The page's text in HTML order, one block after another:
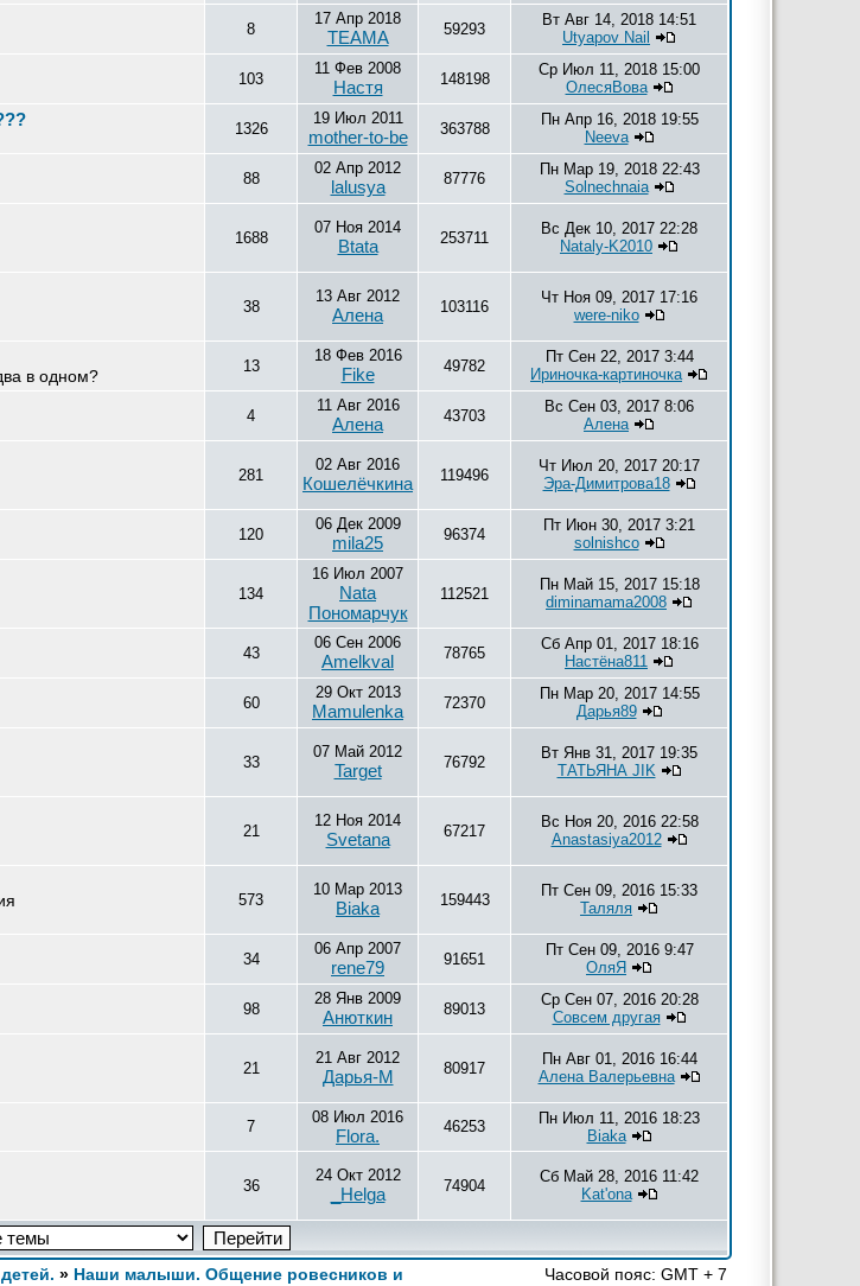
8
17 Апр 2018
ТЕАМА 59293
Вт Авг 14, 2018 14:51
Utyapov Nail
103
11 Фев 2008
Настя 148198
Ср Июл 11, 2018 15:00
ОлесяВова
1326
19 Июл 2011
mother-to-be 363788
Пн Апр 16, 2018 19:55
Neeva
88
02 Апр 2012
lalusya 87776
Пн Мар 19, 2018 22:43
Solnechnaia
1688
07 Ноя 2014
Btata 253711
Вс Дек 10, 2017 22:28
Nataly-K2010
38
13 Авг 2012
Алена 103116
Чт Ноя 09, 2017 17:16
were-niko
в одном?
13
18 Фев 2016
Fike 49782
Пт Сен 22, 2017 3:44
Ириночка-картиночка
4
11 Авг 2016
Алена 43703
Вс Сен 03, 2017 8:06
Алена
281
02 Авг 2016
Кошелёчкина 119496
Чт Июл 20, 2017 20:17
Эра-Димитрова18
120
06 Дек 2009
mila25 96374
Пт Июн 30, 2017 3:21
solnishco
134
16 Июл 2007
Nata
Пономарчук
112521
Пн Май 15, 2017 15:18
diminamama2008
43
06 Сен 2006
Amelkval 78765
Сб Апр 01, 2017 18:16
Настёна811
60
29 Окт 2013
Mamulenka 72370
Пн Мар 20, 2017 14:55
Дарья89
33
07 Май 2012
Target 76792
Вт Янв 31, 2017 19:35
ТАТЬЯНА JIK
21
12 Ноя 2014
Svetana 67217
Вс Ноя 20, 2016 22:58
Anastasiya2012
573
10 Мар 2013
Biaka 159443
Пт Сен 09, 2016 15:33
Таляля
34
06 Апр 2007
rene79 91651
Пт Сен 09, 2016 9:47
ОляЯ
98
28 Янв 2009
Анюткин 89013
Ср Сен 07, 2016 20:28
Совсем другая
21
21 Авг 2012
Дарья-М 80917
Пн Авг 01, 2016 16:44
Алена Валерьевна
7
08 Июл 2016
Flora. 46253
Пн Июл 11, 2016 18:23
Biaka
36
24 Окт 2012
_Helga 74904
Сб Май 28, 2016 11:42
Kat'ona
» Наши малыши. Общение ровесников и
Часовой пояс: GMT + 7